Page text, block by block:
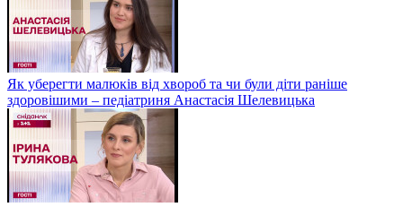
Як уберегти малюків від хвороб та чи були діти раніше
здоровішими – педіатриня Анастасія Шелевицька